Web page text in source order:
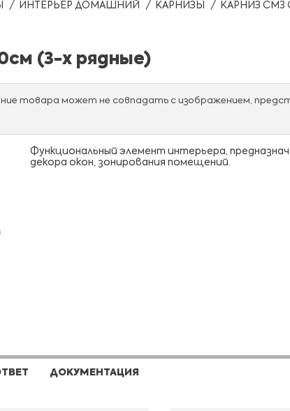
ИНТЕРЬЕР ДОМАШНИЙ КАРНИЗЫ КАРНИЗ СМ3
(3-х рядные)
товара может не совпадать с изображением,
Функциональный элемент интерьера,
декора окон, зонирования помещений.
ДОКУМЕНТАЦИЯ